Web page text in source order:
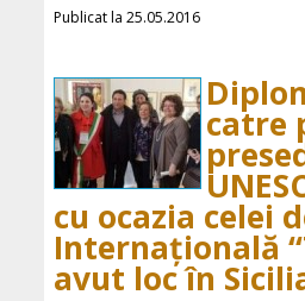
Publicat la 25.05.2016
catre
cu ocazia celei
Internațională
avut loc în